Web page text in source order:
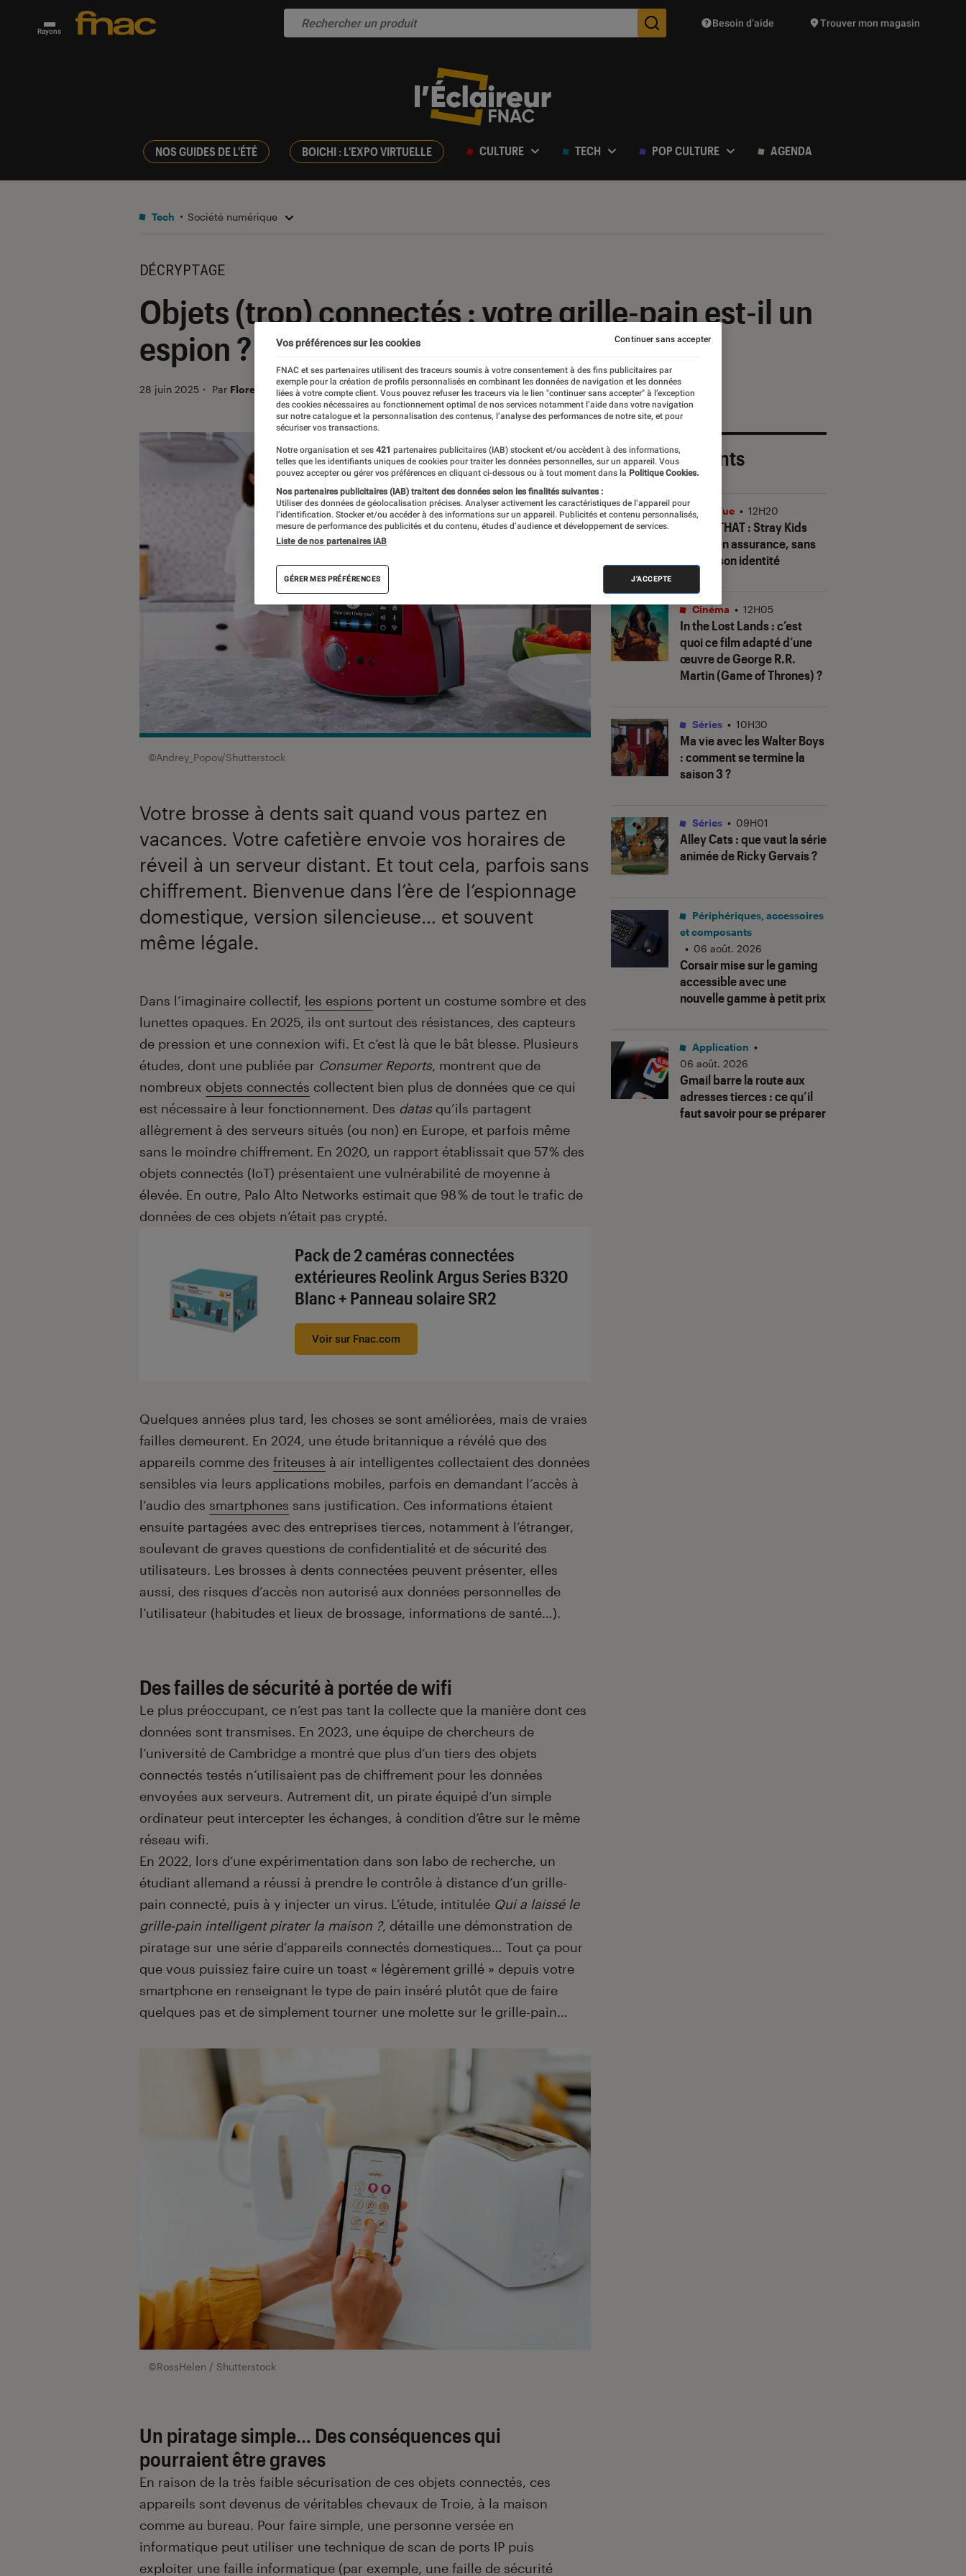
Rayons Des suggestions de produits vont vous être proposées
Besoin d’aide Trouver mon magasin
NOS GUIDES DE L'ÉTÉ BOICHI : L'EXPO VIRTUELLE CULTURE TECH POP CULTURE AGENDA
Tech Société numérique
DÉCRYPTAGE
Objets (trop) connectés : votre grille-pain est-il un
espion ?
28 juin 2025 ・ Par Florence Santrot
©Andrey_Popov/Shutterstock
Votre brosse à dents sait quand vous partez en
vacances. Votre cafetière envoie vos horaires de
réveil à un serveur distant. Et tout cela, parfois sans
chiffrement. Bienvenue dans l’ère de l’espionnage
domestique, version silencieuse… et souvent
même légale.
Introduction
Dans l’imaginaire collectif, les espions portent un costume sombre et des
lunettes opaques. En 2025, ils ont surtout des résistances, des capteurs
de pression et une connexion wifi. Et c’est là que le bât blesse. Plusieurs
études, dont une publiée par Consumer Reports, montrent que de
nombreux objets connectés collectent bien plus de données que ce qui
est nécessaire à leur fonctionnement. Des datasqu’ils partagent
allègrement à des serveurs situés (ou non) en Europe, et parfois même
sans le moindre chiffrement. En 2020, un rapport établissait que 57 % des
objets connectés (IoT) présentaient une vulnérabilité de moyenne à
élevée. En outre, Palo Alto Networks estimait que 98 % de tout le trafic de
données de ces objets n’était pas crypté.
Pack de 2 caméras connectées
extérieures Reolink Argus Series B320
Blanc + Panneau solaire SR2
Voir sur Fnac.com
Quelques années plus tard, les choses se sont améliorées, mais de vraies
failles demeurent. En 2024, une étude britannique a révélé que des
appareils comme des friteuses à air intelligentes collectaient des données
sensibles via leurs applications mobiles, parfois en demandant l’accès à
l’audio des smartphones sans justification. Ces informations étaient
ensuite partagées avec des entreprises tierces, notamment à l’étranger,
soulevant de graves questions de confidentialité et de sécurité des
utilisateurs. Les brosses à dents connectées peuvent présenter, elles
aussi, des risques d’accès non autorisé aux données personnelles de
l’utilisateur (habitudes et lieux de brossage, informations de santé…).
Des failles de sécurité à portée de wifi
Le plus préoccupant, ce n’est pas tant la collecte que la manière dont ces
données sont transmises. En 2023, une équipe de chercheurs de
l’université de Cambridge a montré que plus d’un tiers des objets
connectés testés n’utilisaient pas de chiffrement pour les données
envoyées aux serveurs. Autrement dit, un pirate équipé d’un simple
ordinateur peut intercepter les échanges, à condition d’être sur le même
réseau wifi.
En 2022, lors d’une expérimentation dans son labo de recherche, un
étudiant allemand a réussi à prendre le contrôle à distance d’un grille-
pain connecté, puis à y injecter un virus. L’étude, intitulée Qui a laissé le
grille-pain intelligent pirater la maison ?, détaille une démonstration de
piratage sur une série d’appareils connectés domestiques… Tout ça pour
que vous puissiez faire cuire un toast « légèrement grillé » depuis votre
smartphone en renseignant le type de pain inséré plutôt que de faire
quelques pas et de simplement tourner une molette sur le grille-pain…
©RossHelen / Shutterstock
Un piratage simple… Des conséquences qui
pourraient être graves
En raison de la très faible sécurisation de ces objets connectés, ces
appareils sont devenus de véritables chevaux de Troie, à la maison
comme au bureau. Pour faire simple, une personne versée en
informatique peut utiliser une technique de scan de ports IP puis
exploiter une faille informatique (par exemple, une faille de sécurité
Les plus récents
THIS & THAT: Stray Kids
gagne en assurance, sans
perdre son identité
Musique • 12H20
In the Lost Lands: c’est
quoi ce film adapté d’une
œuvre de George R.R.
Martin (Game of Thrones) ?
Cinéma • 12H05
Ma vie avec les Walter Boys
: comment se termine la
saison 3 ?
Séries • 10H30
Alley Cats: que vaut la série
animée de Ricky Gervais ?
Séries • 09H01
Corsair mise sur le gaming
accessible avec une
nouvelle gamme à petit prix
Périphériques, accessoires
et composants
• 06 août. 2026
Gmail barre la route aux
adresses tierces : ce qu’il
faut savoir pour se préparer
Application •
06 août. 2026
Vos préférences sur les cookies
FNAC et ses partenaires utilisent des traceurs soumis à votre consentement à des fins publicitaires par
exemple pour la création de profils personnalisés en combinant les données de navigation et les données
liées à votre compte client. Vous pouvez refuser les traceurs via le lien "continuer sans accepter" à l’exception
des cookies nécessaires au fonctionnement optimal de nos services notamment l’aide dans votre navigation
sur notre catalogue et la personnalisation des contenus, l’analyse des performances de notre site, et pour
sécuriser vos transactions.
Notre organisation et ses 421 partenaires publicitaires (IAB) stockent et/ou accèdent à des informations,
telles que les identifiants uniques de cookies pour traiter les données personnelles, sur un appareil. Vous
pouvez accepter ou gérer vos préférences en cliquant ci-dessous ou à tout moment dans la Politique Cookies.
Nos partenaires publicitaires (IAB) traitent des données selon les finalités suivantes :
Utiliser des données de géolocalisation précises. Analyser activement les caractéristiques de l’appareil pour
l’identification. Stocker et/ou accéder à des informations sur un appareil. Publicités et contenu personnalisés,
mesure de performance des publicités et du contenu, études d’audience et développement de services.
Liste de nos partenaires IAB
GÉRER MES PRÉFÉRENCES J'ACCEPTE
Continuer sans accepter